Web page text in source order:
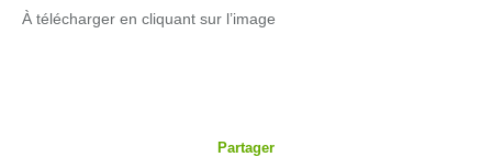
À télécharger en cliquant sur l’image
Partager